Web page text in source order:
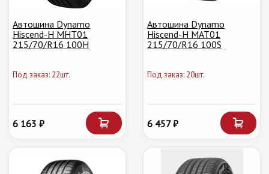
Автошина Dynamo
Hiscend-H MHT01
215/70/R16 100H
Под заказ: 22шт.
6 163 ₽
Автошина Dynamo
Hiscend-H MAT01
215/70/R16 100S
Под заказ: 20шт.
6 457 ₽